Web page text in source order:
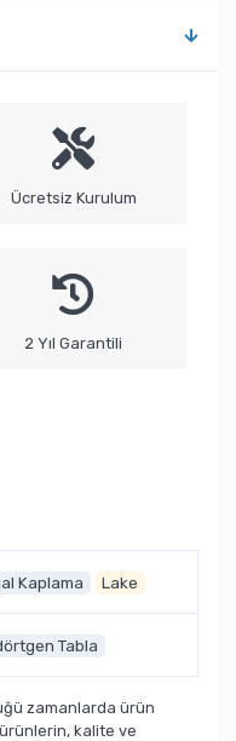
Ücretsiz Kurulum
2 Yıl Garantili
Kaplama Lake
Tabla
zamanlarda ürün
kalite ve